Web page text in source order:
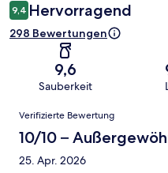
9,4 Hervorragend
298 Bewertungen
9,6
Sauberkeit
Bewertungen
Verifizierte Bewertung
10/10 –
25. Apr. 2026